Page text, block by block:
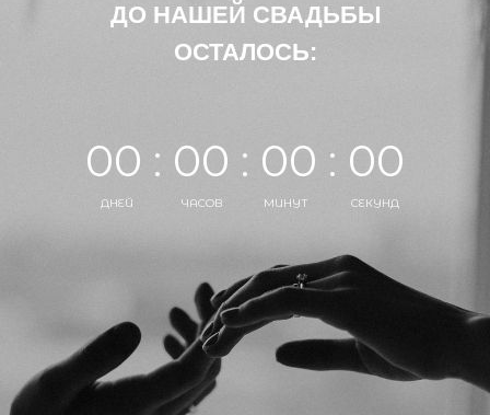
МИНУТ
ЧАСОВ
ДНЕЙ СЕКУНД
00 : 00 : 00 : 00
ДО НАШЕЙ СВАДЬБЫ
ОСТАЛОСЬ: